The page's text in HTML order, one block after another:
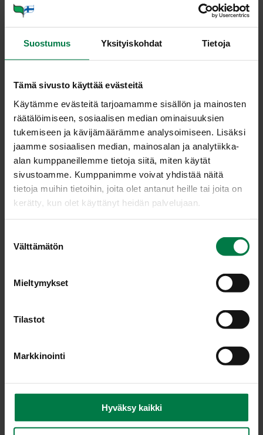
Suostumus Yksityiskohdat Tietoja
Tämä sivusto käyttää evästeitä
Käytämme evästeitä tarjoamamme sisällön ja mainosten
räätälöimiseen, sosiaalisen median ominaisuuksien
tukemiseen ja kävijämäärämme analysoimiseen. Lisäksi
jaamme sosiaalisen median, mainosalan ja analytiikka-
alan kumppaneillemme tietoja siitä, miten käytät
sivustoamme. Kumppanimme voivat yhdistää näitä
tietoja muihin tietoihin, joita olet antanut heille tai joita on
kerätty, kun olet käyttänyt heidän palvelujaan.
Välttämätön
Mieltymykset
Tilastot
Markkinointi
Hyväksy kaikki
Varhaisperuna ja -vihannes
Tuotekuvat
Viljely ja tuotanto
Ma­ri­noi­dut herk­ku­sie­net
Kuva: Kotimaiset Kasvikset ry / Teppo Johansson